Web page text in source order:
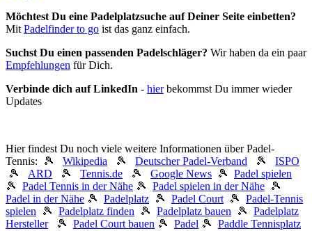
Möchtest Du eine Padelplatzsuche auf Deiner Seite einbetten?
MitPadelfinder to go ist das ganz einfach.
Suchst Du einen passenden Padelschläger? Wir haben da ein paar
Empfehlungen für Dich.
Verbinde dich auf LinkedIn - hierbekommst Du immer wieder
Updates
Hier findest Du noch viele weitere Informationen über Padel-
Tennis: 🎾 Wikipedia 🎾 Deutscher Padel-Verband 🎾 ISPO
🎾 ARD 🎾 Tennis.de 🎾 Google News 🎾 Padel spielen
🎾 Padel Tennis in der Nähe 🎾 Padel spielen in der Nähe 🎾
Padel in der Nähe 🎾 Padelplatz 🎾 Padel Court🎾 Padel-Tennis
spielen 🎾 Padelplatz finden 🎾 Padelplatz bauen 🎾 Padelplatz
Hersteller🎾 Padel Court bauen 🎾 Padel 🎾 Paddle Tennisplatz